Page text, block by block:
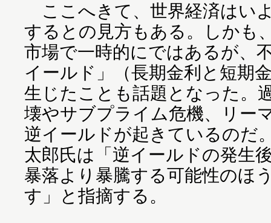
ここへきて、世界経済はい
するとの見方もある。しかも
市場で一時的にではあるが、
イールド」（長期金利と短期
生じたことも話題となった。
壊やサブプライム危機、リー
逆イールドが起きているのだ
太郎氏は「逆イールドの発生
暴落より暴騰する可能性のほ
す」と指摘する。